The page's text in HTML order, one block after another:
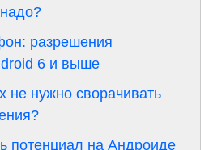
разрешения
6 и выше
не нужно сворачивать
потенциал на Андроиде